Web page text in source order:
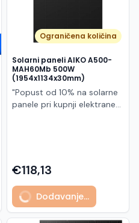
Ograničena količina
Solarni paneli AIKO A500-
MAH60Mb 500W
(1954x1134x30mm)
"Popust od 10% na solarne
panele pri kupnji elektrane
500 W iz Neostar 2S serije,
baziran na naprednoj N-
type ABC (All Back Contact)
tehnologiji. Ovaj panel je
namijenjen za moderne
€118,13
Dodavanje...